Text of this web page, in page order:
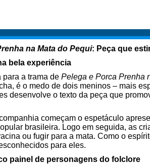
na Mata do Pequi: Peça que
bela experiência
para a trama de Pelega e Porca Prenha
é o medo de dois meninos – mais
desenvolve o texto da peça que
começam o espetáculo
brasileira. Logo em seguida, as
ou fugir para a mata. Como o
para eles.
painel de personagens do folclore